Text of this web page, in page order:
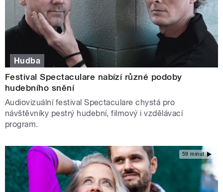
Hudba
Festival Spectaculare nabízí různé podoby
hudebního snění
Audiovizuální festival Spectaculare chystá pro
návštěvníky pestrý hudební, filmový i vzdělávací
program.
59 minut